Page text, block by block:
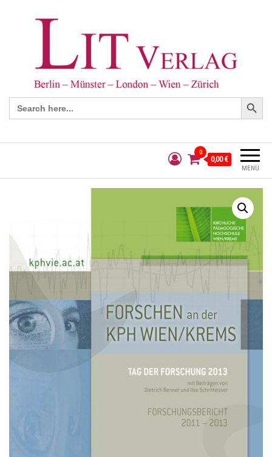
Search
for:
Search Button
MENÜ
0
0,00 €